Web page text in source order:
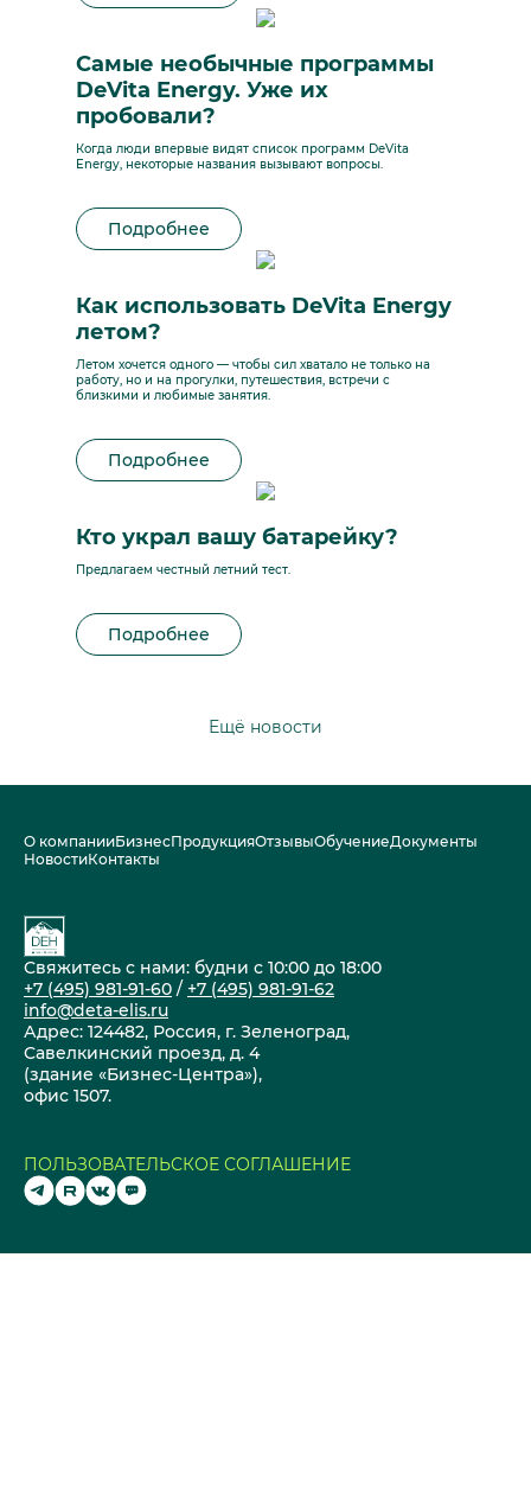
Самые необычные программы
DeVita Energy. Уже их
пробовали?
Когда люди впервые видят список программ DeVita
Energy, некоторые названия вызывают вопросы.
Подробнее
Как использовать DeVita Energy
летом?
Летом хочется одного — чтобы сил хватало не только на
работу, но и на прогулки, путешествия, встречи с
близкими и любимые занятия.
Подробнее
Кто украл вашу батарейку?
Предлагаем честный летний тест.
Подробнее
Ещё новости
О компанииБизнесПродукцияОтзывыОбучениеДокументы
НовостиКонтакты
Адрес: 124482, Россия, г. Зеленоград,
Савелкинский проезд, д. 4
(здание «Бизнес-Центра»),
офис 1507.
Свяжитесь с нами: будни с 10:00 до 18:00
+7 (495) 981-91-60 / +7 (495) 981-91-62
info@deta-elis.ru
ПОЛЬЗОВАТЕЛЬСКОЕ СОГЛАШЕНИЕ